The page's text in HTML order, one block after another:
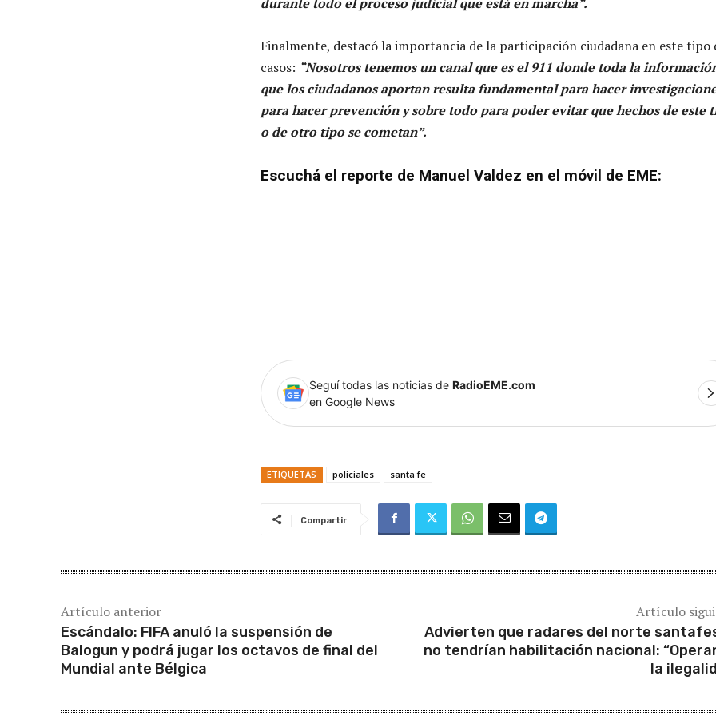
Finalmente, destacó la importancia de la participación ciudadana en este tipo
casos: “Nosotros tenemos un canal que es el 911 donde toda la
que los ciudadanos aportan resulta fundamental para hacer
para hacer prevención y sobre todo para poder evitar que hechos de este
o de otro tipo se cometan”.
Escuchá el reporte de Manuel Valdez en el móvil de EME:
Seguí todas las noticias de RadioEME.com
en Google News
ETIQUETAS policiales santa fe
Compartir
Artículo anterior
Escándalo: FIFA anuló la suspensión de
Balogun y podrá jugar los octavos de final del
Mundial ante Bélgica
Artículo
Advierten que radares del norte
no tendrían habilitación nacional:
la